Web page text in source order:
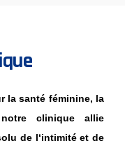
la santé féminine, la
notre clinique
allie
de l‘intimité et de